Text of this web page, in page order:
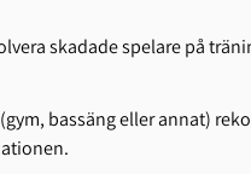
skadade spelare på
bassäng eller annat)